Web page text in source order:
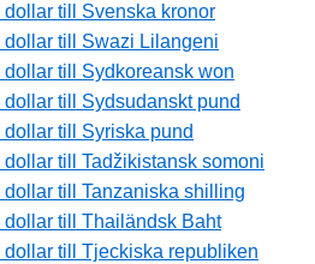
till Svenska kronor
till Swazi Lilangeni
till Sydkoreansk won
till Sydsudanskt pund
till Syriska pund
till Tadžikistansk somoni
till Tanzaniska shilling
till Thailändsk Baht
till Tjeckiska republiken